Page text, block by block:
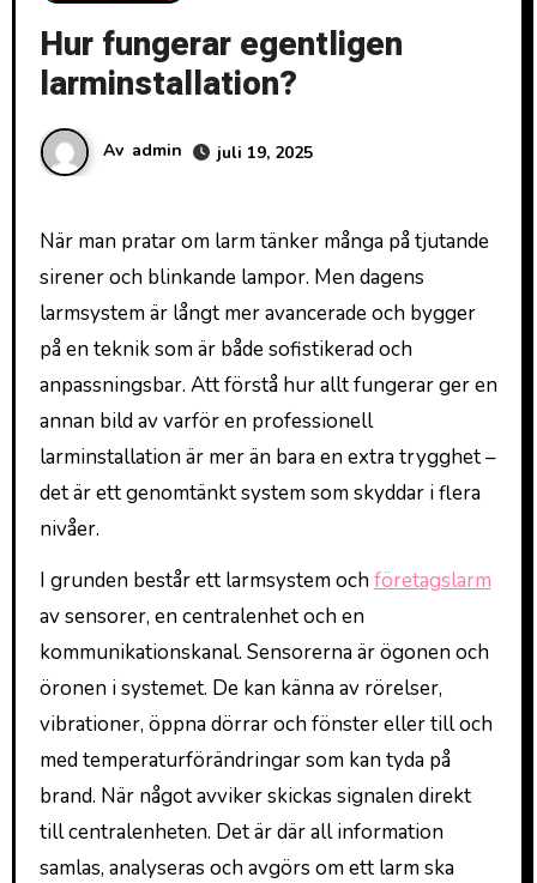
Hur fungerar egentligen
larminstallation?
Av admin juli 19, 2025
När man pratar om larm tänker många på tjutande
sirener och blinkande lampor. Men dagens
larmsystem är långt mer avancerade och bygger
på en teknik som är både sofistikerad och
anpassningsbar. Att förstå hur allt fungerar ger en
annan bild av varför en professionell
larminstallation är mer än bara en extra trygghet –
det är ett genomtänkt system som skyddar i flera
nivåer.
I grunden består ett larmsystem ochföretagslarm
av sensorer, en centralenhet och en
kommunikationskanal. Sensorerna är ögonen och
öronen i systemet. De kan känna av rörelser,
vibrationer, öppna dörrar och fönster eller till och
med temperaturförändringar som kan tyda på
brand. När något avviker skickas signalen direkt
till centralenheten. Det är där all information
samlas, analyseras och avgörs om ett larm ska